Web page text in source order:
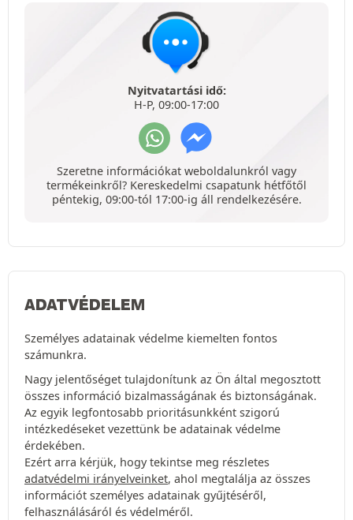
Nyitvatartási idő:
H-P, 09:00-17:00
Szeretne információkat weboldalunkról vagy
termékeinkről? Kereskedelmi csapatunk hétfőtől
péntekig, 09:00-tól 17:00-ig áll rendelkezésére.
ADATVÉDELEM
Személyes adatainak védelme kiemelten fontos
számunkra.
Nagy jelentőséget tulajdonítunk az Ön által megosztott
összes információ bizalmasságának és biztonságának.
Az egyik legfontosabb prioritásunkként szigorú
intézkedéseket vezettünk be adatainak védelme
érdekében.
Ezért arra kérjük, hogy tekintse meg részletes
adatvédelmi irányelveinket, ahol megtalálja az összes
információt személyes adatainak gyűjtéséről,
felhasználásáról és védelméről.